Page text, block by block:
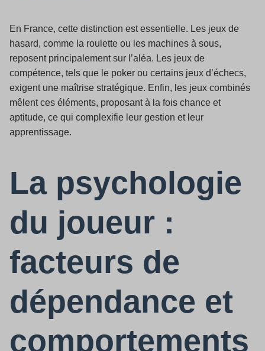
En France, cette distinction est essentielle. Les jeux de
hasard, comme la roulette ou les machines à sous,
reposent principalement sur l’aléa. Les jeux de
compétence, tels que le poker ou certains jeux d’échecs,
exigent une maîtrise stratégique. Enfin, les jeux combinés
mêlent ces éléments, proposant à la fois chance et
aptitude, ce qui complexifie leur gestion et leur
apprentissage.
La psychologie
du joueur :
facteurs de
dépendance et
comportements